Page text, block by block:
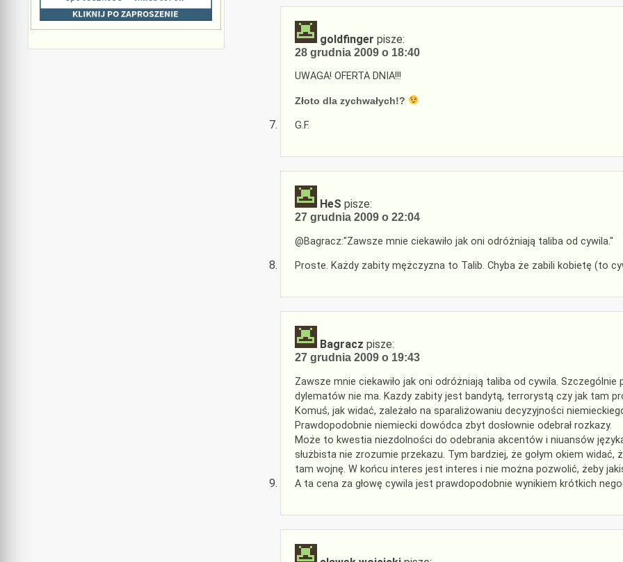
goldfinger pisze:
28 grudnia 2009 o 18:40
UWAGA! OFERTA DNIA!!!
Złoto dla zychwałych!?
G.F.
HeS pisze:
27 grudnia 2009 o 22:04
@Bagracz:"Zawsze mnie ciekawiło jak oni odróżniają taliba od cywila."
Proste. Każdy zabity mężczyzna to Talib. Chyba że zabili kobietę (to
Bagracz pisze:
27 grudnia 2009 o 19:43
Zawsze mnie ciekawiło jak oni odróżniają taliba od cywila.
dylematów nie ma. Kazdy zabity jest bandytą, terrorystą czy jak tam
Komuś, jak widać, zależało na sparaliżowaniu decyzyjności
Prawdopodobnie niemiecki dowódca zbyt dosłownie odebrał rozkazy.
Może to kwestia niezdolności do odebrania akcentów i niuansów
służbista nie zrozumie przekazu. Tym bardziej, że gołym okiem
tam wojnę. W końcu interes jest interes i nie można pozwolić, żeby
A ta cena za głowę cywila jest prawdopodobnie wynikiem krótkich